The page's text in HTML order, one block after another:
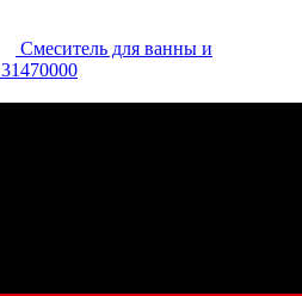
Смеситель для ванны и